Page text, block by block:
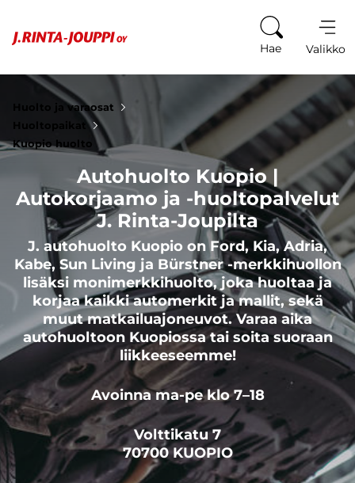
Hae Valikko
Huolto ja varaosat
Kuopio huolto
Autohuolto Kuopio |
Autokorjaamo ja -huoltopalvelut
J. Rinta-Joupilta
J. autohuolto Kuopio on Ford, Kia, Adria,
Kabe, Sun Living ja Bürstner -merkkihuollon
lisäksi monimerkkihuolto, joka huoltaa ja
korjaa kaikki automerkit ja mallit, sekä
muut matkailuajoneuvot. Varaa aika
autohuoltoon Kuopiossa tai soita suoraan
liikkeeseemme!
Avoinna ma-pe klo 7–18
Volttikatu 7
70700 KUOPIO